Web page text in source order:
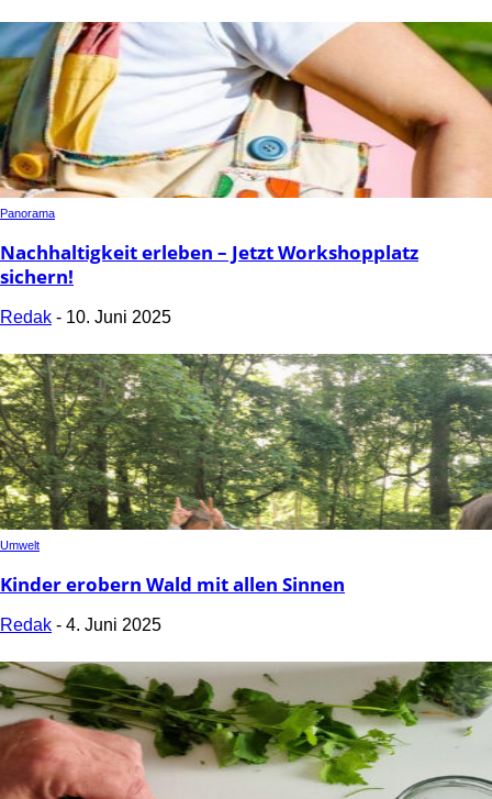
Panorama
Nachhaltigkeit erleben – Jetzt Workshopplatz
sichern!
Redak - 10. Juni 2025
Umwelt
Kinder erobern Wald mit allen Sinnen
Redak - 4. Juni 2025